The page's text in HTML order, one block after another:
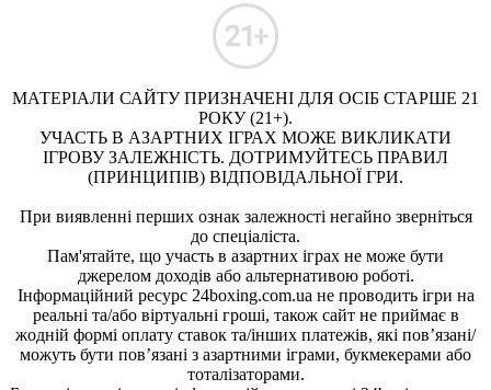
МАТЕРІАЛИ САЙТУ ПРИЗНАЧЕНІ ДЛЯ ОСІБ СТАРШЕ 21
РОКУ (21+).
УЧАСТЬ В АЗАРТНИХ ІГРАХ МОЖЕ ВИКЛИКАТИ
ІГРОВУ ЗАЛЕЖНІСТЬ. ДОТРИМУЙТЕСЬ ПРАВИЛ
(ПРИНЦИПІВ) ВІДПОВІДАЛЬНОЇ ГРИ.
При виявленні перших ознак залежності негайно зверніться
до спеціаліста.
Пам'ятайте, що участь в азартних іграх не може бути
джерелом доходів або альтернативою роботі.
Інформаційний ресурс 24boxing.com.ua не проводить ігри на
реальні та/або віртуальні гроші, також сайт не приймає в
жодній формі оплату ставок та/інших платежів, які пов’язані/
можуть бути пов’язані з азартними іграми, букмекерами або
тоталізаторами.